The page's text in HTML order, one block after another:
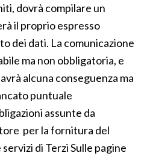
dovrà compilare un
il proprio espresso
dei dati. La comunicazione
ma non obbligatoria, e
alcuna conseguenza ma
puntuale
assunte da
per la fornitura del
di Terzi Sulle pagine